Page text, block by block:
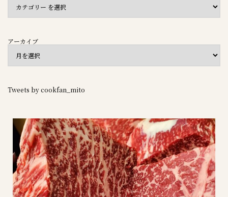
アーカイブ
Tweets by cookfan_mito